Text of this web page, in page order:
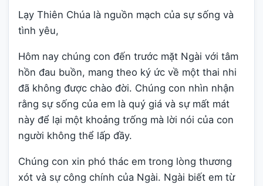
Lạy Thiên Chúa là nguồn mạch của sự sống và
tình yêu,
Hôm nay chúng con đến trước mặt Ngài với tâm
hồn đau buồn, mang theo ký ức về một thai nhi
đã không được chào đời. Chúng con nhìn nhận
rằng sự sống của em là quý giá và sự mất mát
này để lại một khoảng trống mà lời nói của con
người không thể lấp đầy.
Chúng con xin phó thác em trong lòng thương
xót và sự công chính của Ngài. Ngài biết em từ